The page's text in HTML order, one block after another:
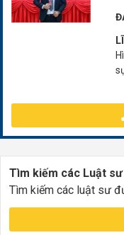
Tìm kiếm các Luật
Tìm kiếm các luật sư